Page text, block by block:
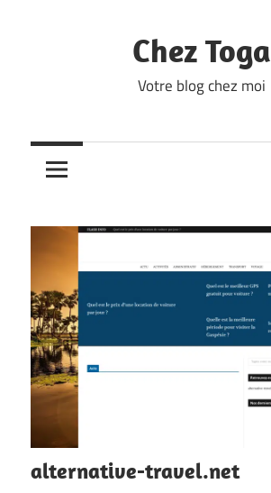
Chez Toga
Votre blog chez moi
alternative-travel.net